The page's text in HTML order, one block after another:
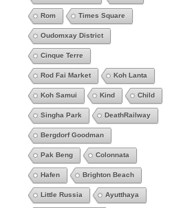
Rom Times Square
Oudomxay District
Cinque Terre
Rod Fai Market Koh Lanta
Koh Samui Kind Child
Singha Park DeathRailway
Bergdorf Goodman
Pak Beng Colonnata
Hafen Brighton Beach
Little Russia Ayutthaya